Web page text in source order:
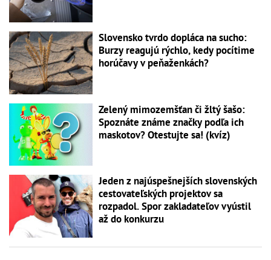
Slovensko tvrdo dopláca na sucho:
Burzy reagujú rýchlo, kedy pocítime
horúčavy v peňaženkách?
Zelený mimozemšťan či žltý šašo:
Spoznáte známe značky podľa ich
maskotov? Otestujte sa! (kvíz)
Jeden z najúspešnejších slovenských
cestovateľských projektov sa
rozpadol. Spor zakladateľov vyústil
až do konkurzu